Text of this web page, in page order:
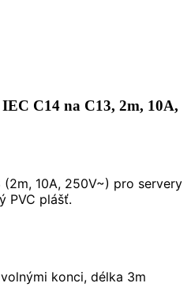
C14 na C13, 2m, 10A,
(2m, 10A, 250V~) pro servery
PVC plášť.
konci, délka 3m